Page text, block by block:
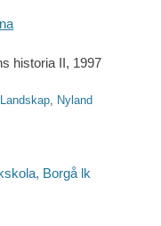
historia II, 1997
Landskap, Nyland
Borgå lk